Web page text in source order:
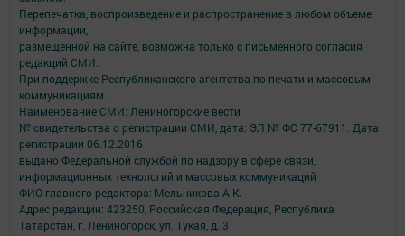
Перепечатка, воспроизведение и распространение в любом объеме
информации,
размещенной на сайте, возможна только с письменного согласия
редакций СМИ.
При поддержке Республиканского агентства по печати и массовым
коммуникациям.
Наименование СМИ: Лениногорские вести
№ свидетельства о регистрации СМИ, дата: ЭЛ № ФС 77-67911. Дата
регистрации 06.12.2016
выдано Федеральной службой по надзору в сфере связи,
информационных технологий и массовых коммуникаций
ФИО главного редактора: Мельникова А.К.
Адрес редакции: 423250, Российская Федерация, Республика
Татарстан, г. Лениногорск, ул. Тукая, д. 3